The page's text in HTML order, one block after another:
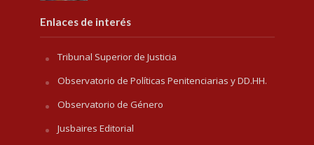
Enlaces de interés
Tribunal Superior de Justicia
Observatorio de Políticas Penitenciarias y DD.HH.
Observatorio de Género
Jusbaires Editorial